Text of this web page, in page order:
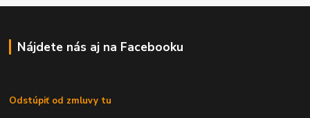
Nájdete nás aj na Facebooku
Odstúpiť od zmluvy tu